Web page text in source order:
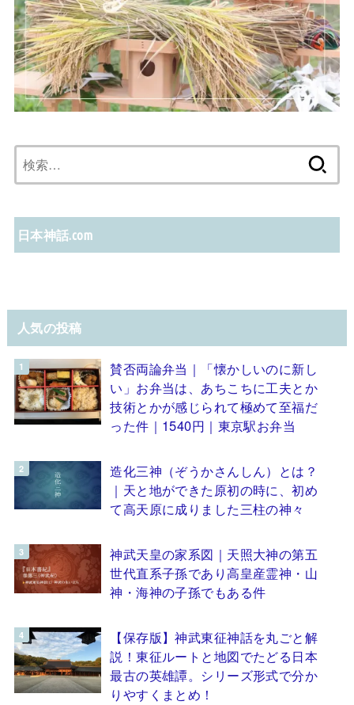
索:
日本神話.com
人気の投稿
賛否両論弁当｜「懐かしいのに新し
い」お弁当は、あちこちに工夫とか
技術とかが感じられて極めて至福だ
った件｜1540円｜東京駅お弁当
造化三神（ぞうかさんしん）とは？
｜天と地ができた原初の時に、初め
て高天原に成りました三柱の神々
神武天皇の家系図｜天照大神の第五
世代直系子孫であり高皇産霊神・山
神・海神の子孫でもある件
【保存版】神武東征神話を丸ごと解
説！東征ルートと地図でたどる日本
最古の英雄譚。シリーズ形式で分か
りやすくまとめ！